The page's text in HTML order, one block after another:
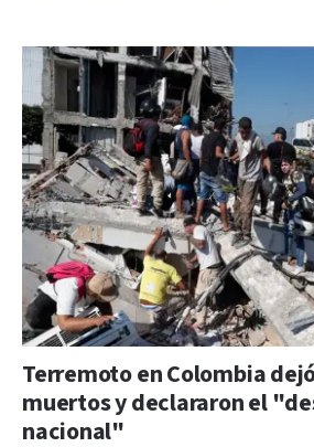
Terremoto en Colombia
muertos y declararon el
nacional"